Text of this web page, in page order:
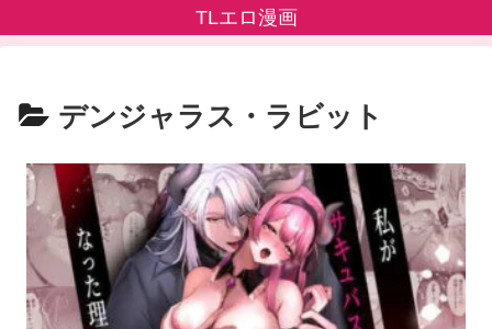
TLエロ漫画
デンジャラス・ラビット